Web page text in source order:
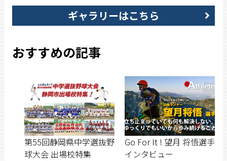
ギャラリーはこちら
おすすめの記事
第55回静岡県中学選抜野
球大会 出場校特集
Go For It ! 望月 将悟選手
インタビュー